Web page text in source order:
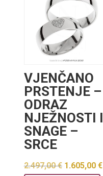
VJENČANO
PRSTENJE –
ODRAZ
NJEŽNOSTI I
SNAGE –
SRCE
2.497,00€ Izvorna
1.605,00 €